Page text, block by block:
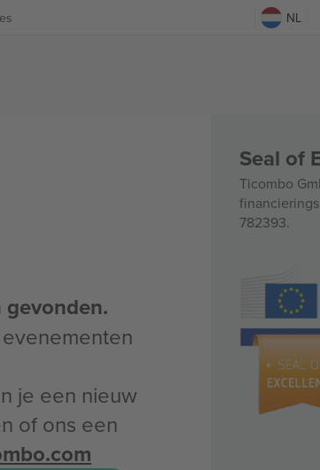
NL
gevonden.
je een nieuw
of ons een
Seal of
Ticombo
782393.